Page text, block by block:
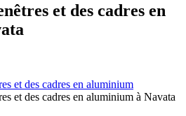
et des cadres en
et des cadres en aluminium
et des cadres en aluminium à Navata